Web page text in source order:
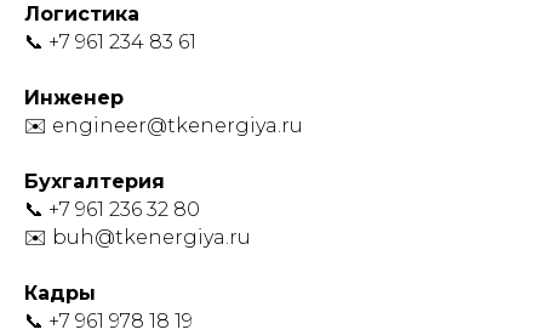
Логистика
📞 +7 961 234 83 61
Инженер
✉️ engineer@tkenergiya.ru
Бухгалтерия
📞 +7 961 236 32 80
✉️ buh@tkenergiya.ru
Кадры
📞 +7 961 978 18 19